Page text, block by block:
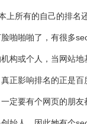
上所有的自己的排名
啪啪啪了，有很多
构或个人，当网站地
正影响排名的正是百
定要有个网页的朋友